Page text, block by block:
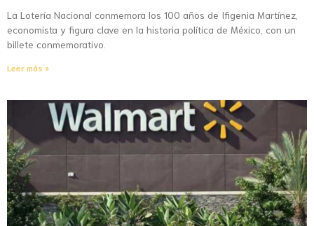
La Lotería Nacional conmemora los 100 años de Ifigenia Martínez,
economista y figura clave en la historia política de México, con un
billete conmemorativo.
Leer más »